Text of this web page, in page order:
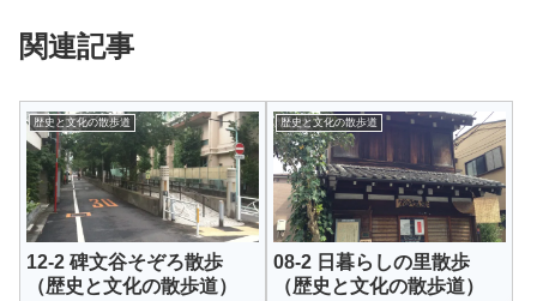
関連記事
歴史と文化の散歩道
12-2 碑文谷そぞろ散歩
（歴史と文化の散歩道）
歴史と文化の散歩道
08-2 日暮らしの里散歩
（歴史と文化の散歩道）